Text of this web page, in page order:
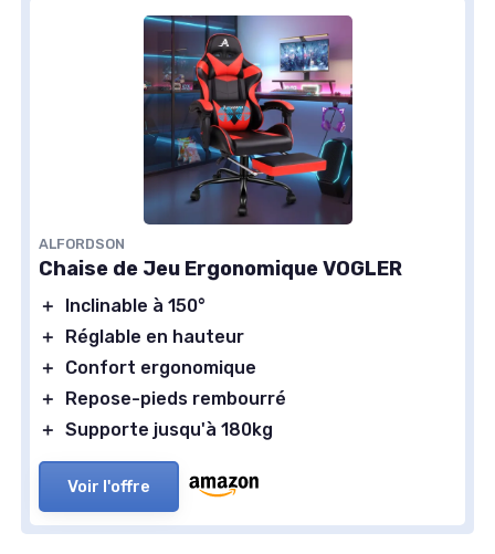
ALFORDSON
Chaise de Jeu Ergonomique VOGLER
＋
Inclinable à 150°
＋
Réglable en hauteur
＋
Confort ergonomique
＋
Repose-pieds rembourré
＋ Supporte jusqu'à 180kg
Voir l'offre